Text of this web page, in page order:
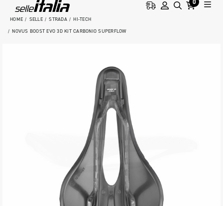
0
HOME SELLE STRADA
HI-TECH
NOVUS BOOST EVO 3D KIT CARBONIO SUPERFLOW